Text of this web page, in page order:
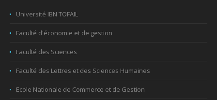
Université IBN TOFAIL
Faculté d'économie et de gestion
Faculté des Sciences
Faculté des Lettres et des Sciences Humaines
Ecole Nationale de Commerce et de Gestion